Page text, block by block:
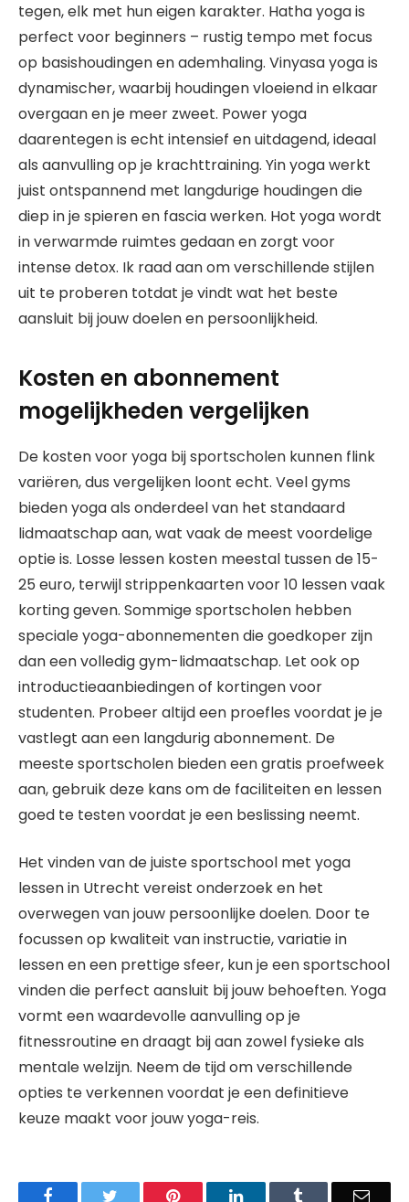
tegen, elk met hun eigen karakter. Hatha yoga is
perfect voor beginners – rustig tempo met focus
op basishoudingen en ademhaling. Vinyasa yoga is
dynamischer, waarbij houdingen vloeiend in elkaar
overgaan en je meer zweet. Power yoga
daarentegen is echt intensief en uitdagend, ideaal
als aanvulling op je krachttraining. Yin yoga werkt
juist ontspannend met langdurige houdingen die
diep in je spieren en fascia werken. Hot yoga wordt
in verwarmde ruimtes gedaan en zorgt voor
intense detox. Ik raad aan om verschillende stijlen
uit te proberen totdat je vindt wat het beste
aansluit bij jouw doelen en persoonlijkheid.
Kosten en abonnement
mogelijkheden vergelijken
De kosten voor yoga bij sportscholen kunnen flink
variëren, dus vergelijken loont echt. Veel gyms
bieden yoga als onderdeel van het standaard
lidmaatschap aan, wat vaak de meest voordelige
optie is. Losse lessen kosten meestal tussen de 15-
25 euro, terwijl strippenkaarten voor 10 lessen vaak
korting geven. Sommige sportscholen hebben
speciale yoga-abonnementen die goedkoper zijn
dan een volledig gym-lidmaatschap. Let ook op
introductieaanbiedingen of kortingen voor
studenten. Probeer altijd een proefles voordat je je
vastlegt aan een langdurig abonnement. De
meeste sportscholen bieden een gratis proefweek
aan, gebruik deze kans om de faciliteiten en lessen
goed te testen voordat je een beslissing neemt.
Het vinden van de juiste sportschool met yoga
lessen in Utrecht vereist onderzoek en het
overwegen van jouw persoonlijke doelen. Door te
focussen op kwaliteit van instructie, variatie in
lessen en een prettige sfeer, kun je een sportschool
vinden die perfect aansluit bij jouw behoeften. Yoga
vormt een waardevolle aanvulling op je
fitnessroutine en draagt bij aan zowel fysieke als
mentale welzijn. Neem de tijd om verschillende
opties te verkennen voordat je een definitieve
keuze maakt voor jouw yoga-reis.
Facebook Pinterest LinkedIn Email